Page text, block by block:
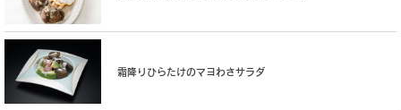
霜降りひらたけのマヨわさサラダ